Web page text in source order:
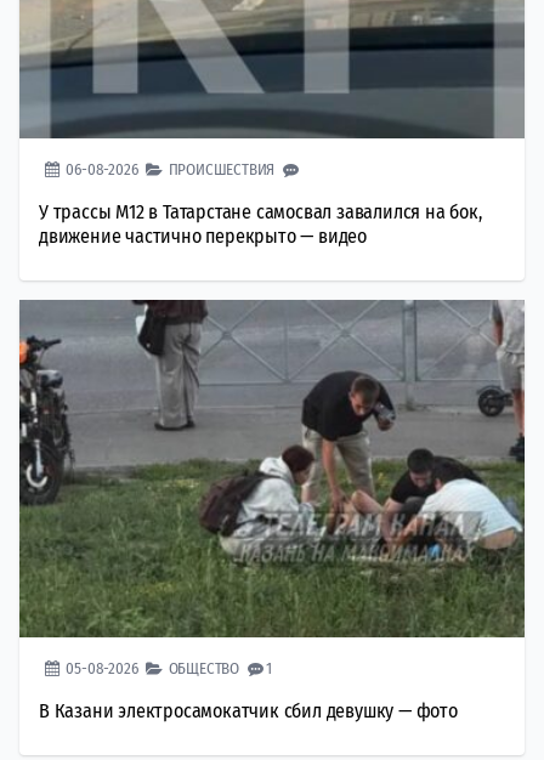
06-08-2026 ПРОИСШЕСТВИЯ
У трассы М12 в Татарстане самосвал завалился на бок,
движение частично перекрыто — видео
05-08-2026 ОБЩЕСТВО 1
В Казани электросамокатчик сбил девушку — фото